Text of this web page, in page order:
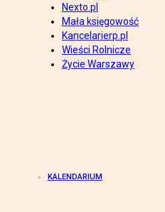
Nexto.pl
Mała księgowość
Kancelarierp.pl
Wieści Rolnicze
Życie Warszawy
KALENDARIUM